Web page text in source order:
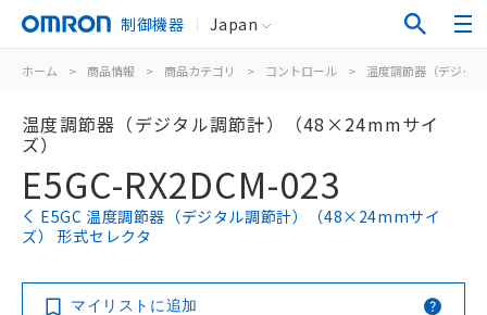
制御機器 Japan
ホーム > 商品情報 > 商品カテゴリ > コントロール > 温度調節器（デジタ
温度調節器（デジタル調節計）（48×24mmサイ
ズ）
E5GC-RX2DCM-023
E5GC 温度調節器（デジタル調節計）（48×24mmサイ
ズ） 形式セレクタ
マイリストに追加